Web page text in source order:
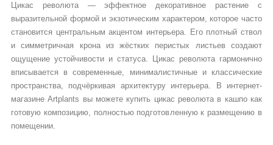
Цикас революта — эффектное декоративное растение с
выразительной формой и экзотическим характером, которое часто
становится центральным акцентом интерьера. Его плотный ствол
и симметричная крона из жёстких перистых листьев создают
ощущение устойчивости и статуса. Цикас революта гармонично
вписывается в современные, минималистичные и классические
пространства, подчёркивая архитектуру интерьера. В интернет-
магазине Artplants вы можете купить цикас революта в кашпо как
готовую композицию, полностью подготовленную к размещению в
помещении.